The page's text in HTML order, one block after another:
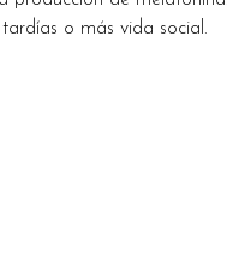
o más vida social.